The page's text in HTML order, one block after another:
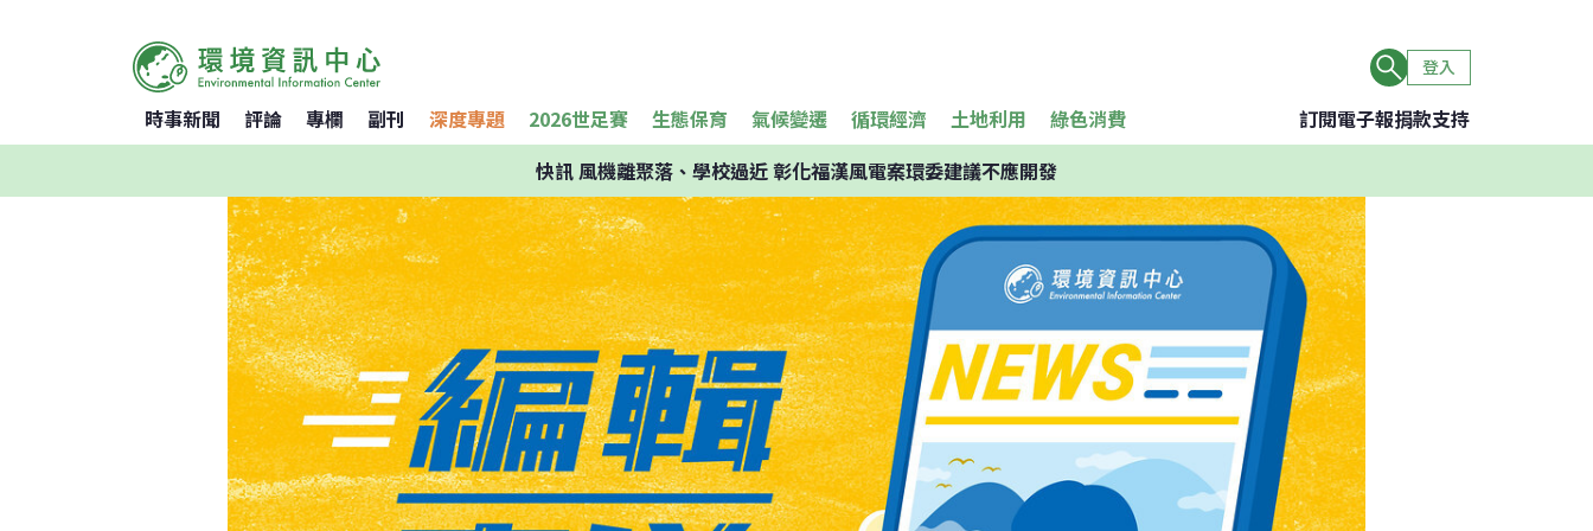
登入
時事新聞 評論 專欄 副刊 深度專題 2026世足賽 生態保育 氣候變遷 循環經濟 土地利用 綠色消費 訂閱電子報捐款支持
快訊風機離聚落、學校過近 彰化福漢風電案環委建議不應開發